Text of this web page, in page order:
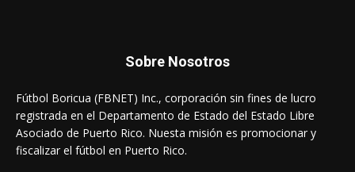
Sobre Nosotros
Fútbol Boricua (FBNET) Inc., corporación sin fines de lucro
registrada en el Departamento de Estado del Estado Libre
Asociado de Puerto Rico. Nuesta misión es promocionar y
fiscalizar el fútbol en Puerto Rico.